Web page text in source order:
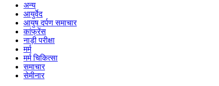
अन्य
आयुर्वेद
आयुष दर्पण समाचार
कांफ्रेंस
नाड़ी परीक्षा
मर्म
मर्म चिकित्सा
समाचार
सेमीनार